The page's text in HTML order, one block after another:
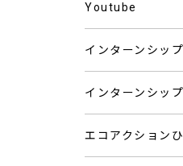
Youtube
インターンシップ
インターンシップ
エコアクション